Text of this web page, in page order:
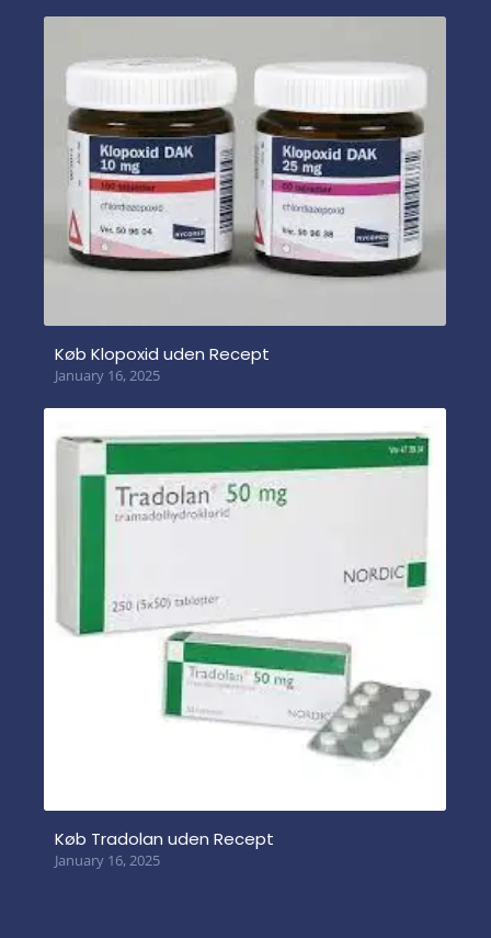
Køb Klopoxid uden Recept
January 16, 2025
Køb Tradolan uden Recept
January 16, 2025